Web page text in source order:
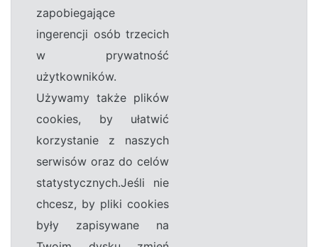
zapobiegające
ingerencji osób trzecich
w prywatność
użytkowników.
Używamy także plików
cookies, by ułatwić
korzystanie z naszych
serwisów oraz do celów
statystycznych.Jeśli nie
chcesz, by pliki cookies
były zapisywane na